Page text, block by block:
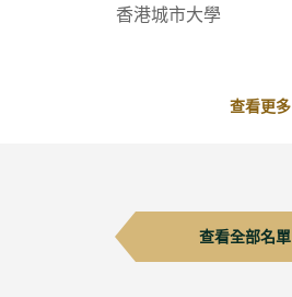
香港城市大學
查看更多
查看全部名單